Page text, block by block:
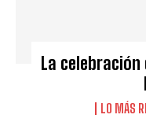
La
LO MÁS